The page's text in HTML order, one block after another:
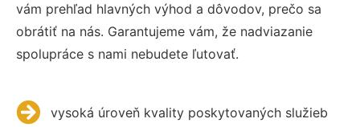
vám prehľad hlavných výhod a dôvodov, prečo sa
obrátiť na nás. Garantujeme vám, že nadviazanie
spolupráce s nami nebudete ľutovať.
vysoká úroveň kvality poskytovaných služieb